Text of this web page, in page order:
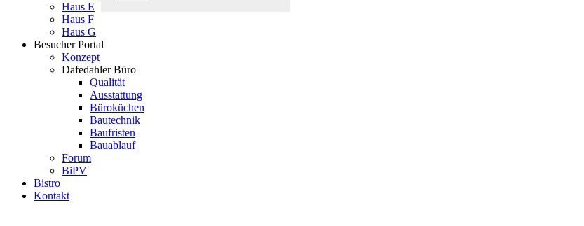
Haus E
Haus F
Haus G
Besucher Portal
Konzept
Dafedahler Büro
Qualität
Ausstattung
Büroküchen
Bautechnik
Baufristen
Bauablauf
Forum
BiPV
Bistro
Kontakt